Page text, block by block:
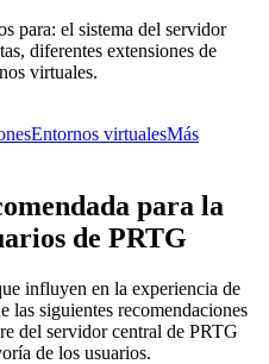
para: el sistema del servidor
diferentes extensiones de
virtuales.
Entornos virtualesMás
para la
de PRTG
influyen en la experiencia de
las siguientes recomendaciones
del servidor central de PRTG
de los usuarios.